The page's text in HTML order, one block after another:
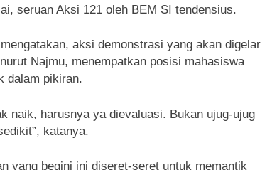
seruan Aksi 121 oleh BEM SI tendensius.
aksi demonstrasi yang akan digelar
Najmu, menempatkan posisi mahasiswa
dalam pikiran.
naik, harusnya ya dievaluasi. Bukan ujug-ujug
katanya.
yang begini ini diseret-seret untuk memantik